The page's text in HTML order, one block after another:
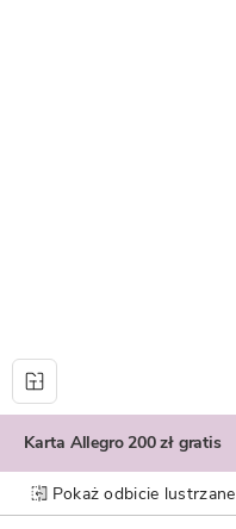
Karta Allegro 200 zł gratis
Pokaż odbicie lustrzane